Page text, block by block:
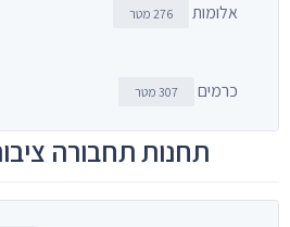
אלומות 276 מטר
כרמים 307 מטר
תחנות תחבורה